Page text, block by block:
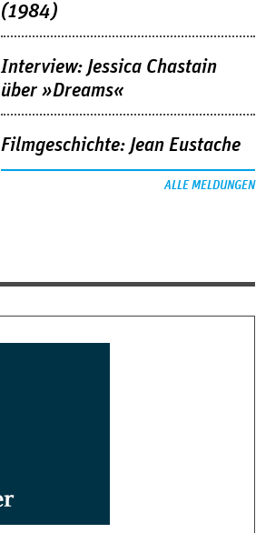
(1984)
Interview: Jessica Chastain
über »Dreams«
Filmgeschichte: Jean Eustache
ALLE MELDUNGEN